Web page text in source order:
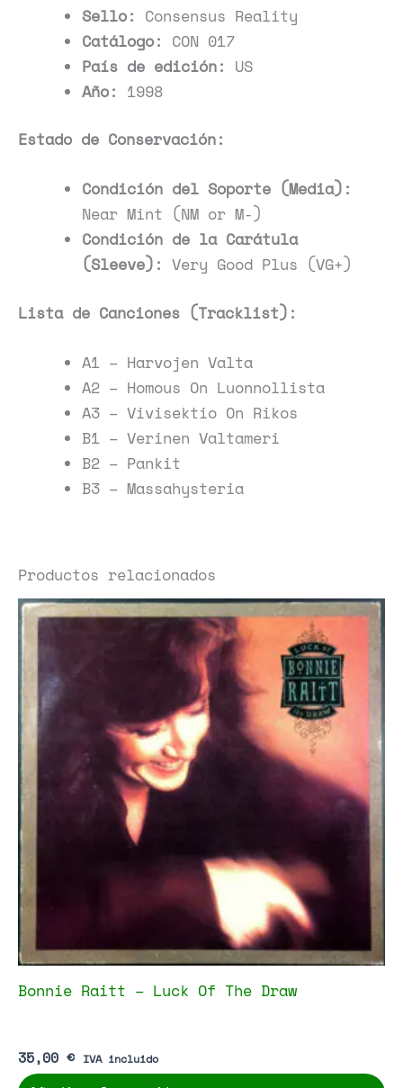
Sello: Consensus Reality
Catálogo: CON 017
País de edición: US
Año: 1998
Estado de Conservación:
Condición del Soporte (Media):
Near Mint (NM or M-)
Condición de la Carátula
(Sleeve): Very Good Plus (VG+)
Lista de Canciones (Tracklist):
A1 – Harvojen Valta
A2 – Homous On Luonnollista
A3 – Vivisektio On Rikos
B1 – Verinen Valtameri
B2 – Pankit
B3 – Massahysteria
Productos relacionados
Bonnie Raitt – Luck Of The Draw
35,00 € IVA incluido